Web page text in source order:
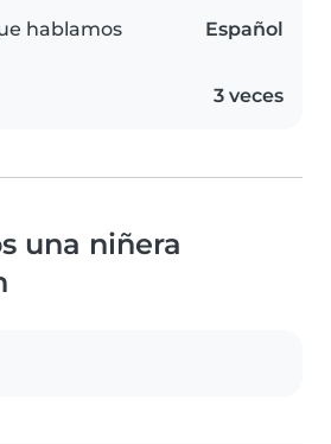
hablamos Español
3 veces
una niñera